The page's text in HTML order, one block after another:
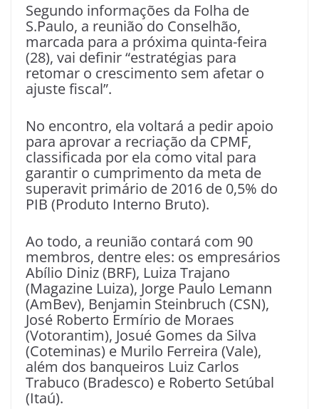
Segundo informações da Folha de
S.Paulo, a reunião do Conselhão,
marcada para a próxima quinta-feira
(28), vai definir “estratégias para
retomar o crescimento sem afetar o
ajuste fiscal”.
No encontro, ela voltará a pedir apoio
para aprovar a recriação da CPMF,
classificada por ela como vital para
garantir o cumprimento da meta de
superavit primário de 2016 de 0,5% do
PIB (Produto Interno Bruto).
Ao todo, a reunião contará com 90
membros, dentre eles: os empresários
Abílio Diniz (BRF), Luiza Trajano
(Magazine Luiza), Jorge Paulo Lemann
(AmBev), Benjamin Steinbruch (CSN),
José Roberto Ermírio de Moraes
(Votorantim), Josué Gomes da Silva
(Coteminas) e Murilo Ferreira (Vale),
além dos banqueiros Luiz Carlos
Trabuco (Bradesco) e Roberto Setúbal
(Itaú).